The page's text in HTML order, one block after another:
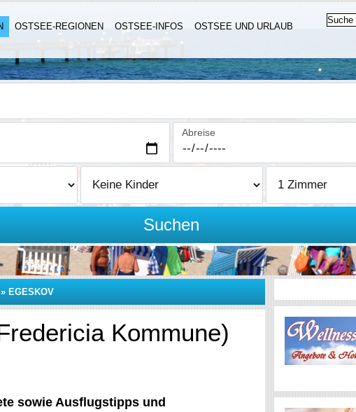
OSTSEE-REGIONEN OSTSEE-INFOS
OSTSEE UND URLAUB
Abreise
Suchen
» EGESKOV
Kommune)
sowie Ausflugstipps und